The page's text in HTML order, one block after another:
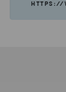
HTTPS://